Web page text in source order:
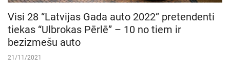
Visi 28 “Latvijas Gada auto 2022” pretendenti
tiekas “Ulbrokas Pērlē” – 10 no tiem ir
bezizmešu auto
21/11/2021